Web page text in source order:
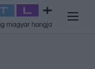
ments ki innen